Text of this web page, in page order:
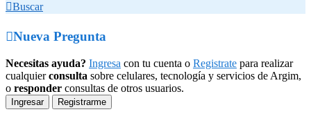
Buscar
Nueva Pregunta
Necesitas ayuda? Ingresa con tu cuenta o Registrate para realizar
cualquierconsulta sobre celulares, tecnología y servicios de Argim,
o responder consultas de otros usuarios.
Ingresar Registrarme